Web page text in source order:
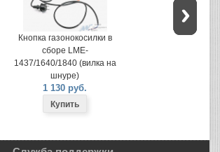
Кнопка газонокосилки в
сборе LME-
1437/1640/1840 (вилка на
шнуре)
1 130 руб.